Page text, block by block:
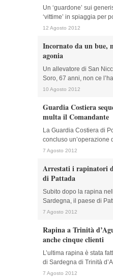
Un ‘guardone’ sui
‘vittime’ in spiaggia per
12 Agosto 2012
Incornato da un bue,
agonia
Un allevatore di San
Soro, 67 anni, non ce
10 Agosto 2012
Guardia Costiera
multa il Comandante
La Guardia Costiera di
concluso un’operazione
7 Agosto 2012
Arrestati i rapinatori
di Pattada
Subito dopo la rapina
Sardegna, il paese di
7 Agosto 2012
Rapina a Trinità
anche cinque clienti
L’ultima rapina è stata
di Sardegna di Trinità
7 Agosto 2012